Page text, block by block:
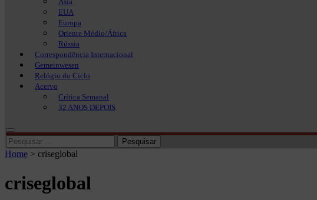
EUA
Europa
Oriente Médio/África
Rússia
Correspondência Internacional
Gemeinwesen
Relógio do Ciclo
Acervo
Crítica Semanal
32 ANOS DEPOIS
Pesquisar
por:
Home > criseglobal
criseglobal